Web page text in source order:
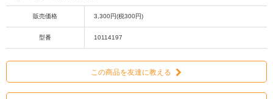
販売価格 3,300円(税300円)
型番 10114197
この商品を友達に教える